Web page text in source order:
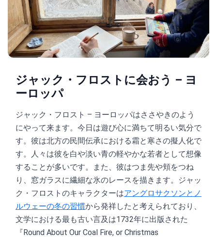
ジャック・フロストに会おう – ヨ
ーロッパ
ジャック・フロスト – ヨーロッパはささやきのよう
にやって来ます。今日は遊び心に満ちて明るい気分で
す。彼は北方の民間伝承における霜と寒さの擬人化で
す。人々は彼を白や淡い青の軽やかな若者として想像
することが多いです。また、彼はつま先や頬をつね
り、窓ガラスに繊細な氷のレースを描きます。ジャッ
ク・フロストのキャラクターはアングロサクソンとノ
ルウェーの冬の習慣から発祥したと考えられており、
文学における最も古い言及は1732年に出版された
『Round About Our Coal Fire, or Christmas